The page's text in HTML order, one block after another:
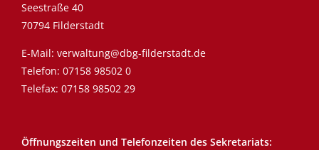
Seestraße 40
70794 Filderstadt
E-Mail: verwaltung@dbg-filderstadt.de
Telefon: 07158 98502 0
Telefax: 07158 98502 29
Öffnungszeiten und Telefonzeiten des Sekretariats: